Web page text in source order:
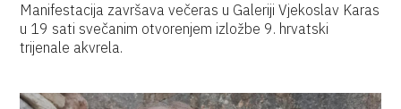
Manifestacija završava večeras u Galeriji Vjekoslav Karas
u 19 sati svečanim otvorenjem izložbe 9. hrvatski
trijenale akvrela.